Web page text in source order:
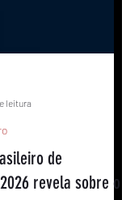
leitura
de